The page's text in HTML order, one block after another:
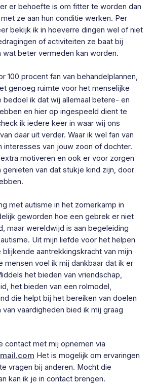
er behoefte is om fitter te worden dan
ze aan hun conditie werken. Per
bekijk ik in hoeverre dingen wel of niet
of activiteiten ze baat bij
wat beter vermeden kan worden.
100 procent fan van behandelplannen,
genoeg ruimte voor het menselijke
bedoel ik dat wij allemaal betere- en
en hier op ingespeeld dient te
ik iedere keer in waar wij ons
daar uit verder. Waar ik wel fan van
interesses van jouw zoon of dochter.
motiveren en ook er voor zorgen
genieten van dat stukje kind zijn, door
met autisme in het zomerkamp in
geworden hoe een gebrek er niet
maar wereldwijd is aan begeleiding
Uit mijn liefde voor het helpen
blijkende aantrekkingskracht van mijn
mensen voel ik mij dankbaar dat ik er
het bieden van vriendschap,
het bieden van een rolmodel,
die helpt bij het bereiken van doelen
vaardigheden bied ik mij graag
contact met mij opnemen via
Het is mogelijk om ervaringen
vragen bij anderen. Mocht die
kan ik je in contact brengen.